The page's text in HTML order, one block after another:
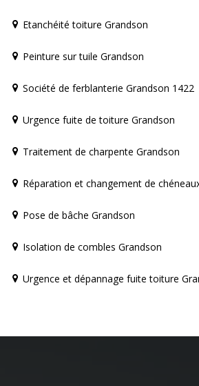
Etanchéité toiture Grandson
Peinture sur tuile Grandson
Société de ferblanterie Grandson 1422
Urgence fuite de toiture Grandson
Traitement de charpente Grandson
Réparation et changement de
Pose de bâche Grandson
Isolation de combles Grandson
Urgence et dépannage fuite toiture